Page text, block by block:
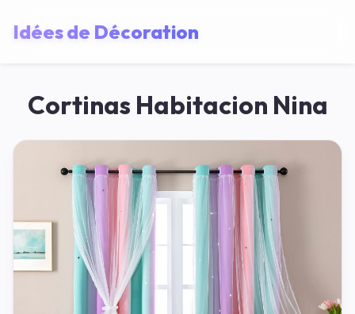
Idées de Décoration
Cortinas Habitacion Nina